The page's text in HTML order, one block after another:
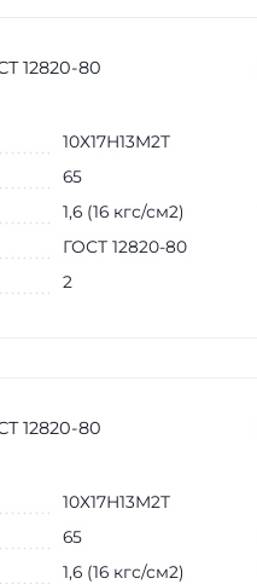
12820-80
10Х17Н13М2Т
65
1,6 (16 кгс/см2)
ГОСТ 12820-80
2
12820-80
10Х17Н13М2Т
65
1,6 (16 кгс/см2)